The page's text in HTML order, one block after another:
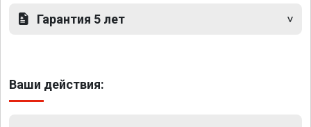
Гарантия 5 лет
Ваши действия: